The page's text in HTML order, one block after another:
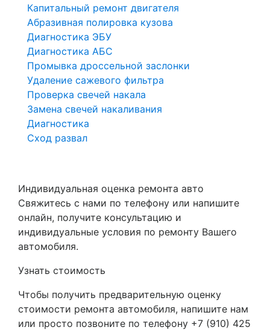
Капитальный ремонт двигателя
Абразивная полировка кузова
Диагностика ЭБУ
Диагностика АБС
Промывка дроссельной заслонки
Удаление сажевого фильтра
Проверка свечей накала
Замена свечей накаливания
Диагностика
Сход развал
Индивидуальная оценка ремонта авто
Свяжитесь с нами по телефону или напишите
онлайн, получите консультацию и
индивидуальные условия по ремонту Вашего
автомобиля.
Узнать стоимость
Чтобы получить предварительную оценку
стоимости ремонта автомобиля, напишите нам
или просто позвоните по телефону +7 (910) 425